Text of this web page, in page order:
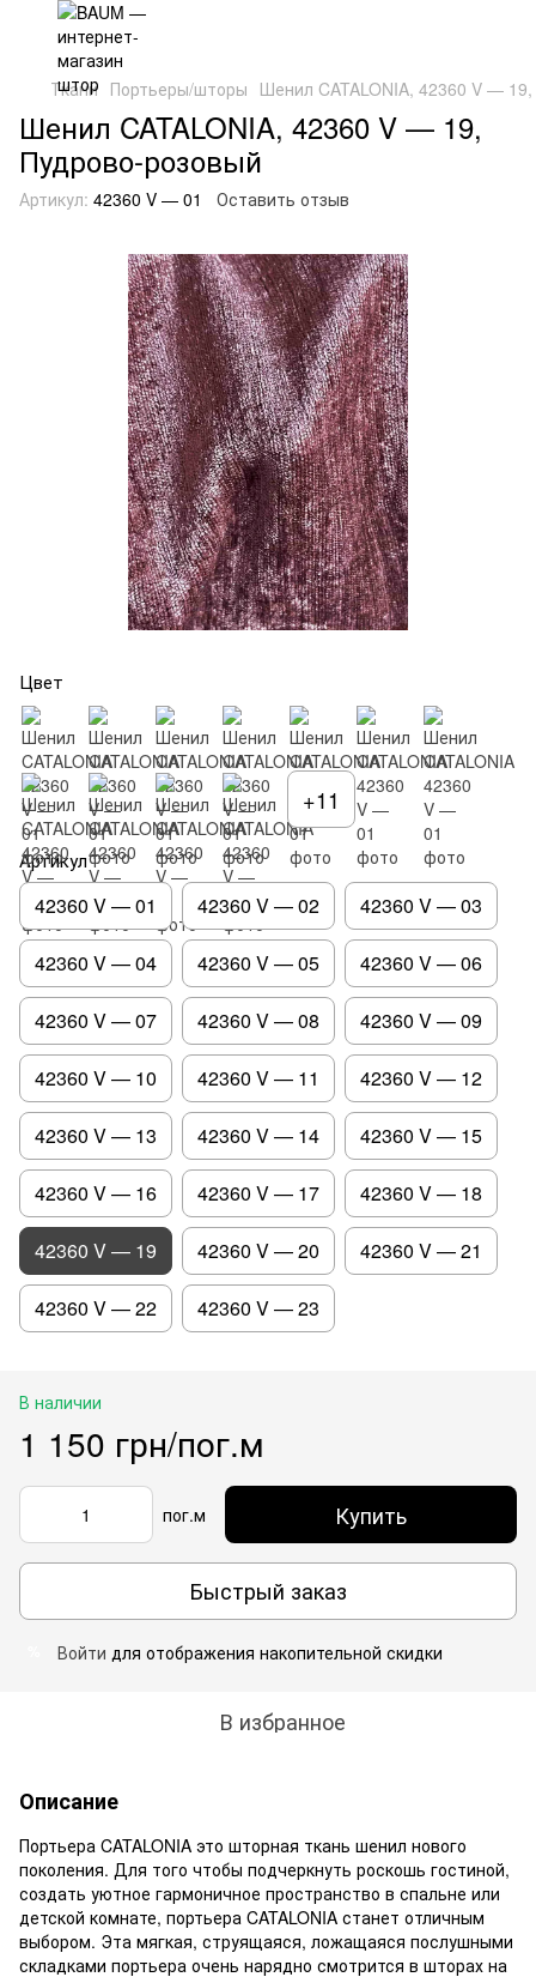
Ткани Портьеры/шторы Шенил CATALONIA, 42360 V —
Шенил CATALONIA, 42360 V — 19,
Пудрово-розовый
Артикул: 42360 V — 01 Оставить отзыв
Цвет
+11
Артикул
42360 V — 01 42360 V — 02 42360 V — 03
42360 V — 04 42360 V — 05 42360 V — 06
42360 V — 07 42360 V — 08 42360 V — 09
42360 V — 10 42360 V — 11 42360 V — 12
42360 V — 13 42360 V — 14 42360 V — 15
42360 V — 16 42360 V — 17 42360 V — 18
42360 V — 19 42360 V — 20 42360 V — 21
42360 V — 22 42360 V — 23
В наличии
1 150 грн/пог.м
пог.м Купить
Быстрый заказ
Войти для отображения накопительной скидки
В избранное
Описание
Портьера CATALONIA это шторная ткань шенил нового
поколения. Для того чтобы подчеркнуть роскошь гостиной,
создать уютное гармоничное пространство в спальне или
детской комнате, портьера CATALONIA станет отличным
выбором. Эта мягкая, струящаяся, ложащаяся послушными
складками портьера очень нарядно смотрится в шторах на